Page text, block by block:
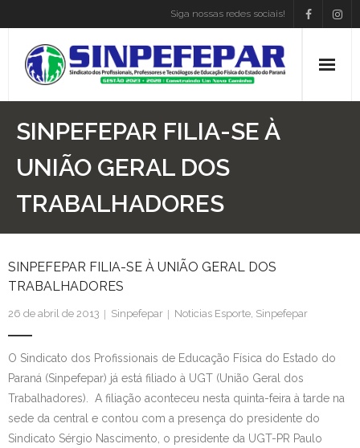
Siga nossas redes sociais!
Home
Institucional
Atos Presidência
Convenções
Associe-se
Empregos
Blog
Contato
SINPEFEPAR FILIA-SE À
UNIÃO GERAL DOS
TRABALHADORES
SINPEFEPAR FILIA-SE À UNIÃO GERAL DOS
TRABALHADORES
26 de abril de 2013 Sinpefepar Noticias Esporte, Sinpefepar
O Sindicato dos Profissionais de Educação Física do Estado do
Paraná (Sinpefepar) já está filiado à UGT (União Geral dos
Trabalhadores). A filiação aconteceu nesta quinta-feira à tarde na
sede da central e contou com a presença do presidente do
Sindicato Sérgio Nascimento, o presidente da UGT-PR Paulo